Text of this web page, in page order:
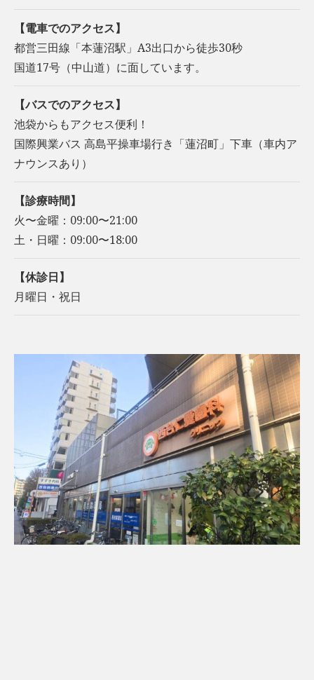
【電車でのアクセス】
都営三田線「本蓮沼駅」A3出口から徒歩30秒
国道17号（中山道）に面しています。
【バスでのアクセス】
池袋からもアクセス便利！
国際興業バス 高島平操車場行き「蓮沼町」下車（車内ア
ナウンスあり）
【診療時間】
火〜金曜：09:00〜21:00
土・日曜：09:00〜18:00
【休診日】
月曜日・祝日